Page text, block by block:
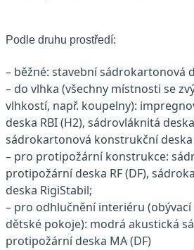
Podle druhu prostředí:
– běžné: stavební sádrokartonová
– do vlhka (všechny místnosti se
vlhkostí, např. koupelny):
deska RBI (H2), sádrovláknitá
sádrokartonová konstrukční
– pro protipožární konstrukce:
protipožární deska RF (DF),
deska RigiStabil;
– pro odhlučnění interiéru (obývací
dětské pokoje): modrá akustická
protipožární deska MA (DF)